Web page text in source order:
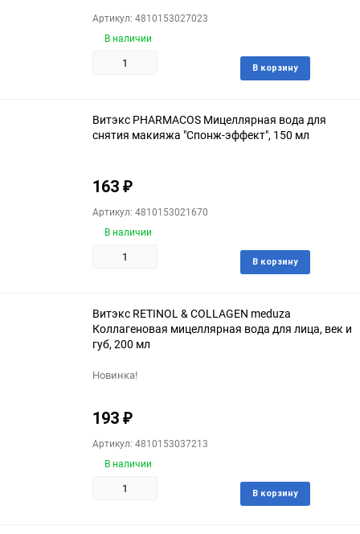
Артикул: 4810153027023
В наличии
В корзину
Витэкс PHARMACOS Мицеллярная вода для
снятия макияжа "Спонж-эффект", 150 мл
163 ₽
Артикул: 4810153021670
В наличии
В корзину
Витэкс RETINOL & COLLAGEN meduza
Коллагеновая мицеллярная вода для лица, век и
губ, 200 мл
Новинка!
193 ₽
Артикул: 4810153037213
В наличии
В корзину